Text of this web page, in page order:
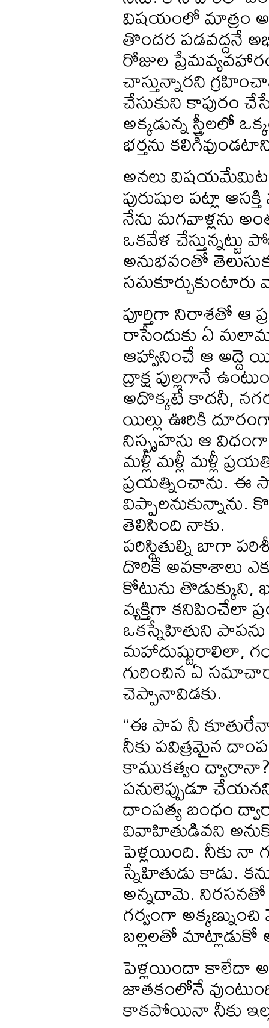
విషయంలో మాత్రం
తొందర పడవద్దనే
రోజుల
చాస్తున్నారని
చేసుకుని కాపురం
అక్కడున్న స్త్రీలలో
భర్తను
అనలు విషయమేమిటంటే,
పురుషుల పట్లా
నేను మగవాళ్లను
ఒకవేళ
అనుభవంతో
సమకూర్చుకుంటారు
పూర్తిగా నిరాశతో ఆ
రాసేందుకు ఏ
ఆహ్వానించే ఆ అద్దె
ద్రాక్ష పుల్లగానే
అదొక్కటే కాదనీ,
యిల్లు ఊరికి
నిస్పృహను ఆ
మళ్లీ మళ్లీ మళ్లీ
ప్రయత్నించాను. ఈ
విప్పాలనుకున్నాను.
తెలిసింది నాకు.
పరిస్థితుల్ని బాగా
దొరికే అవకాశాలు
కోటును తొడుక్కుని,
వ్యక్తిగా కనిపించేలా
ఒకస్నేహితుని
మహాదుష్టురాలిలా,
గురించిన ఏ
చెప్పానావిడకు.
“ఈ పాప నీ
నీకు పవిత్రమైన
కాముకత్వం
పనులెప్పుడూ
దాంపత్య బంధం
వివాహితుడివని
పెళ్లయింది. నీకు నా
స్నేహితుడు కాడు.
అన్నదామె. నిరసనతో
గర్వంగా
బల్లలతో మాట్లాడుకో
పెళ్లయిందా కాలేదా
జాతకంలోనే
కాకపోయినా నీకు